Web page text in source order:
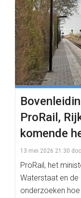
ProRail,
komende
13 mei 2026 21:30
ProRail, het
Waterstaat en de
onderzoeken